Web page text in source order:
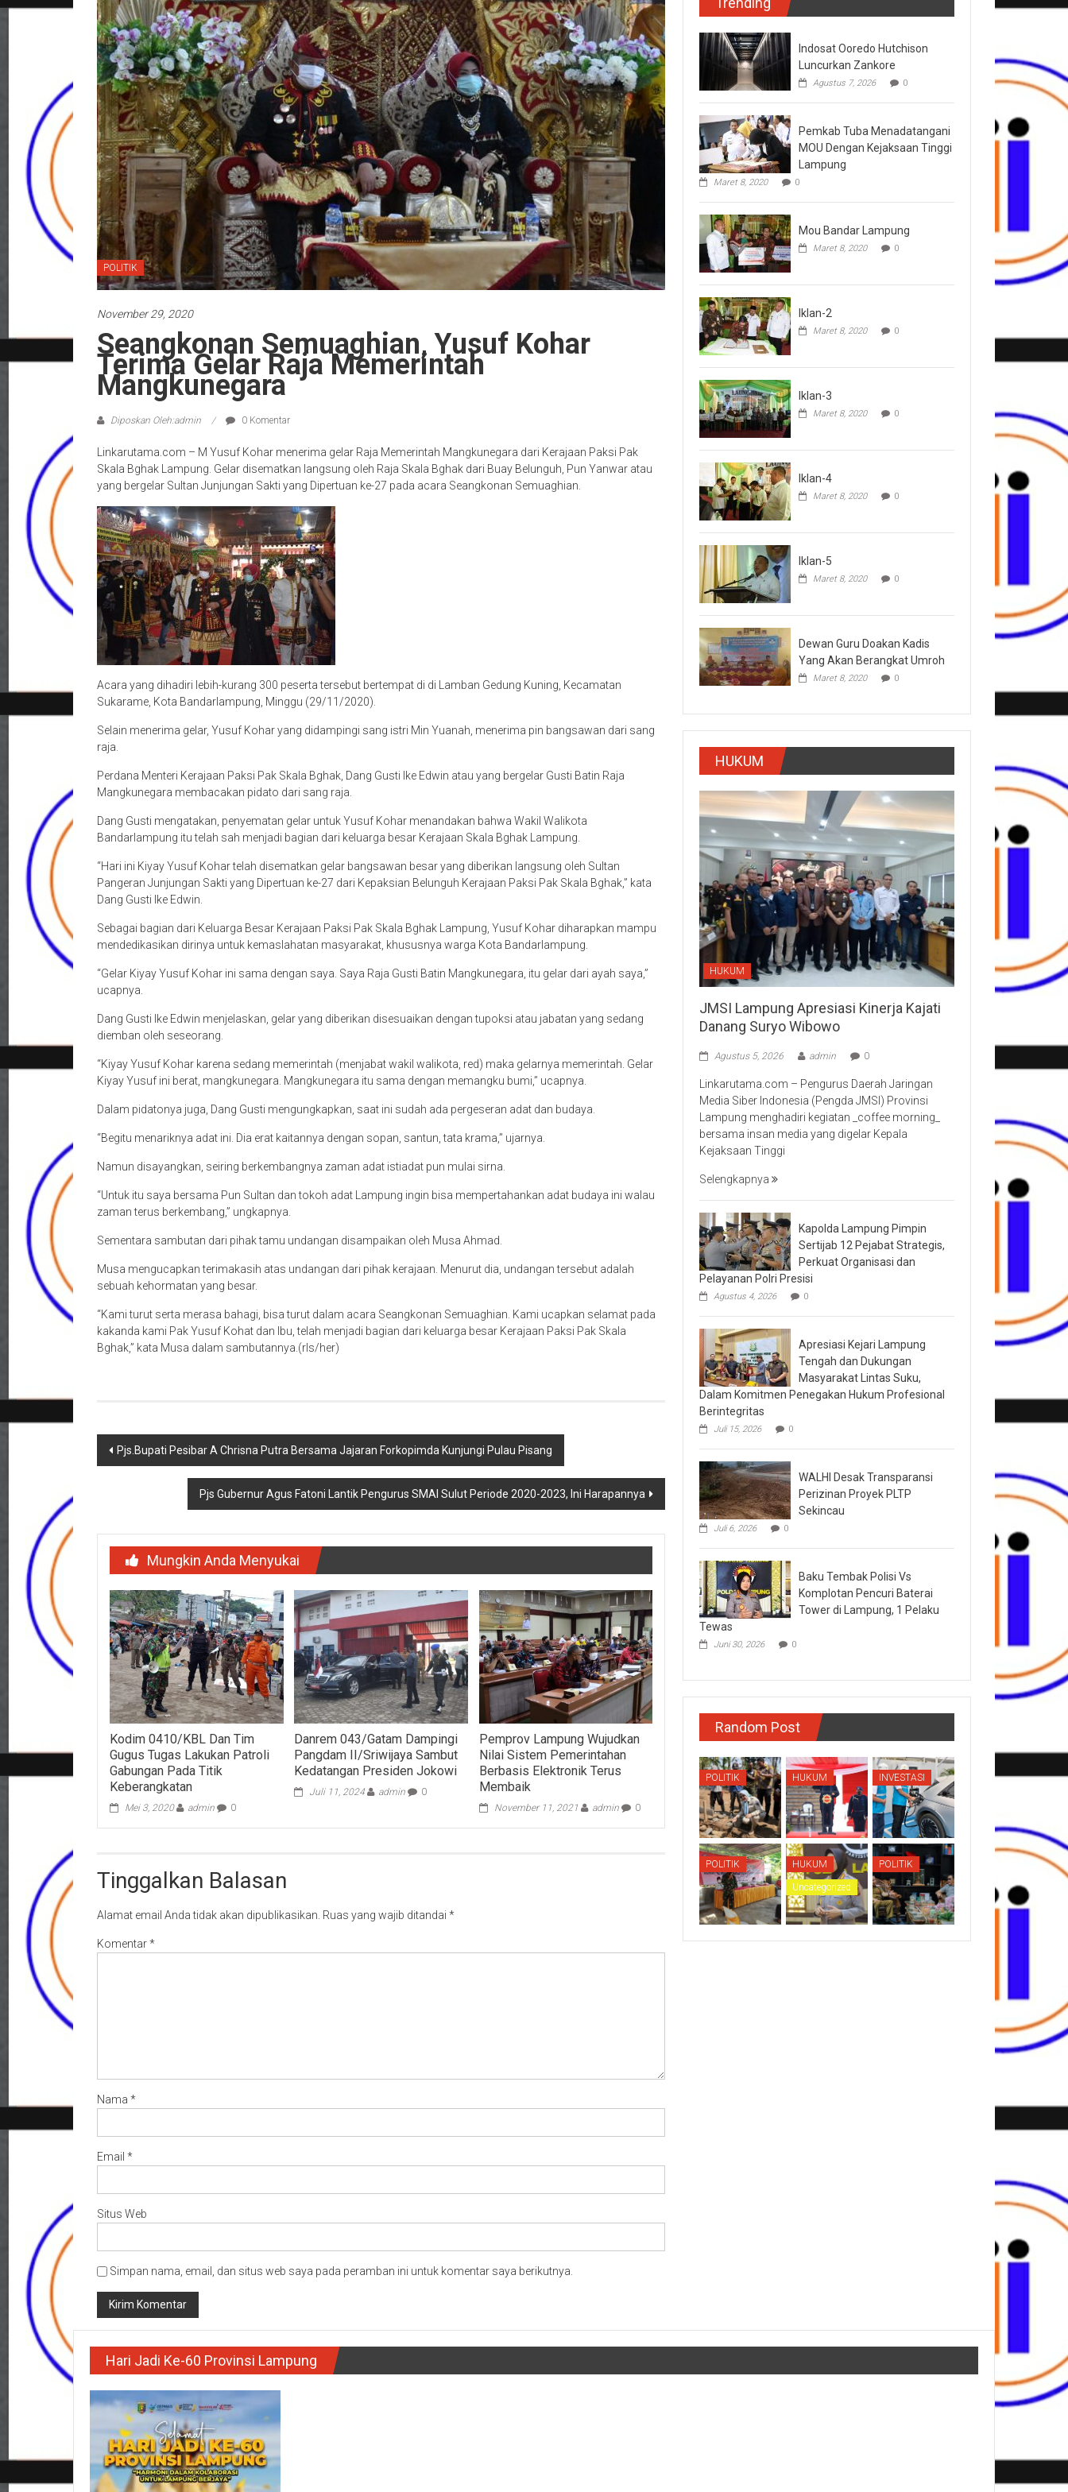
POLITIK
November 29, 2020
Seangkonan Semuaghian, Yusuf Kohar
Terima Gelar Raja Memerintah
Mangkunegara
Diposkan Oleh:admin 0 Komentar
Linkarutama.com – M Yusuf Kohar menerima gelar Raja Memerintah Mangkunegara dari Kerajaan Paksi Pak
Skala Bghak Lampung. Gelar disematkan langsung oleh Raja Skala Bghak dari Buay Belunguh, Pun Yanwar atau
yang bergelar Sultan Junjungan Sakti yang Dipertuan ke-27 pada acara Seangkonan Semuaghian.
Acara yang dihadiri lebih-kurang 300 peserta tersebut bertempat di di Lamban Gedung Kuning, Kecamatan
Sukarame, Kota Bandarlampung, Minggu (29/11/2020).
Selain menerima gelar, Yusuf Kohar yang didampingi sang istri Min Yuanah, menerima pin bangsawan dari sang
raja.
Perdana Menteri Kerajaan Paksi Pak Skala Bghak, Dang Gusti Ike Edwin atau yang bergelar Gusti Batin Raja
Mangkunegara membacakan pidato dari sang raja.
Dang Gusti mengatakan, penyematan gelar untuk Yusuf Kohar menandakan bahwa Wakil Walikota
Bandarlampung itu telah sah menjadi bagian dari keluarga besar Kerajaan Skala Bghak Lampung.
“Hari ini Kiyay Yusuf Kohar telah disematkan gelar bangsawan besar yang diberikan langsung oleh Sultan
Pangeran Junjungan Sakti yang Dipertuan ke-27 dari Kepaksian Belunguh Kerajaan Paksi Pak Skala Bghak,” kata
Dang Gusti Ike Edwin.
Sebagai bagian dari Keluarga Besar Kerajaan Paksi Pak Skala Bghak Lampung, Yusuf Kohar diharapkan mampu
mendedikasikan dirinya untuk kemaslahatan masyarakat, khususnya warga Kota Bandarlampung.
“Gelar Kiyay Yusuf Kohar ini sama dengan saya. Saya Raja Gusti Batin Mangkunegara, itu gelar dari ayah saya,”
ucapnya.
Dang Gusti Ike Edwin menjelaskan, gelar yang diberikan disesuaikan dengan tupoksi atau jabatan yang sedang
diemban oleh seseorang.
“Kiyay Yusuf Kohar karena sedang memerintah (menjabat wakil walikota, red) maka gelarnya memerintah. Gelar
Kiyay Yusuf ini berat, mangkunegara. Mangkunegara itu sama dengan memangku bumi,” ucapnya.
Dalam pidatonya juga, Dang Gusti mengungkapkan, saat ini sudah ada pergeseran adat dan budaya.
“Begitu menariknya adat ini. Dia erat kaitannya dengan sopan, santun, tata krama,” ujarnya.
Namun disayangkan, seiring berkembangnya zaman adat istiadat pun mulai sirna.
“Untuk itu saya bersama Pun Sultan dan tokoh adat Lampung ingin bisa mempertahankan adat budaya ini walau
zaman terus berkembang,” ungkapnya.
Sementara sambutan dari pihak tamu undangan disampaikan oleh Musa Ahmad.
Musa mengucapkan terimakasih atas undangan dari pihak kerajaan. Menurut dia, undangan tersebut adalah
sebuah kehormatan yang besar.
“Kami turut serta merasa bahagi, bisa turut dalam acara Seangkonan Semuaghian. Kami ucapkan selamat pada
kakanda kami Pak Yusuf Kohat dan Ibu, telah menjadi bagian dari keluarga besar Kerajaan Paksi Pak Skala
Bghak,” kata Musa dalam sambutannya.(rls/her)
Navigasi
Pjs.Bupati Pesibar A Chrisna Putra Bersama Jajaran Forkopimda Kunjungi Pulau Pisang
Pjs Gubernur Agus Fatoni Lantik Pengurus SMAI Sulut Periode 2020-2023, Ini Harapannya
Mungkin Anda Menyukai
Kodim 0410/KBL Dan Tim
Gugus Tugas Lakukan Patroli
Gabungan Pada Titik
Keberangkatan
Mei 3, 2020 admin 0
Danrem 043/Gatam Dampingi
Pangdam II/Sriwijaya Sambut
Kedatangan Presiden Jokowi
Juli 11, 2024 admin 0
Pemprov Lampung Wujudkan
Nilai Sistem Pemerintahan
Berbasis Elektronik Terus
Membaik
November 11, 2021 admin 0
Tinggalkan Balasan
Alamat email Anda tidak akan dipublikasikan. Ruas yang wajib ditandai *
Komentar*
Nama *
Email *
Situs Web
Simpan nama, email, dan situs web saya pada peramban ini untuk komentar saya berikutnya.
Indosat Ooredo Hutchison
Luncurkan Zankore
Agustus 7, 2026 0
Pemkab Tuba Menadatangani
MOU Dengan Kejaksaan Tinggi
Lampung
Maret 8, 2020 0
Mou Bandar Lampung
Maret 8, 2020 0
Iklan-2
Maret 8, 2020 0
Iklan-3
Maret 8, 2020 0
Iklan-4
Maret 8, 2020 0
Iklan-5
Maret 8, 2020 0
Dewan Guru Doakan Kadis
Yang Akan Berangkat Umroh
Maret 8, 2020 0
HUKUM
HUKUM
JMSI Lampung Apresiasi Kinerja Kajati
Danang Suryo Wibowo
Agustus 5, 2026 admin 0
Linkarutama.com – Pengurus Daerah Jaringan
Media Siber Indonesia (Pengda JMSI) Provinsi
Lampung menghadiri kegiatan _coffee morning_
bersama insan media yang digelar Kepala
Kejaksaan Tinggi
Selengkapnya
Kapolda Lampung Pimpin
Sertijab 12 Pejabat Strategis,
Perkuat Organisasi dan
Pelayanan Polri Presisi
Agustus 4, 2026 0
Apresiasi Kejari Lampung
Tengah dan Dukungan
Masyarakat Lintas Suku,
Dalam Komitmen Penegakan Hukum Profesional
Berintegritas
Juli 15, 2026 0
WALHI Desak Transparansi
Perizinan Proyek PLTP
Sekincau
Juli 6, 2026 0
Baku Tembak Polisi Vs
Komplotan Pencuri Baterai
Tower di Lampung, 1 Pelaku
Tewas
Juni 30, 2026 0
Random Post
POLITIK HUKUM INVESTASI
POLITIK HUKUM
Uncategorized
POLITIK
Hari Jadi Ke-60 Provinsi Lampung